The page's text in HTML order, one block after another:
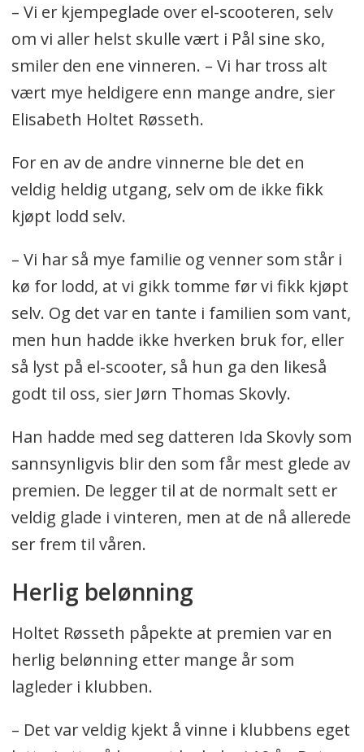
– Vi er kjempeglade over el-scooteren, selv
om vi aller helst skulle vært i Pål sine sko,
smiler den ene vinneren. – Vi har tross alt
vært mye heldigere enn mange andre, sier
Elisabeth Holtet Røsseth.
For en av de andre vinnerne ble det en
veldig heldig utgang, selv om de ikke fikk
kjøpt lodd selv.
– Vi har så mye familie og venner som står i
kø for lodd, at vi gikk tomme før vi fikk kjøpt
selv. Og det var en tante i familien som vant,
men hun hadde ikke hverken bruk for, eller
så lyst på el-scooter, så hun ga den likeså
godt til oss, sier Jørn Thomas Skovly.
Han hadde med seg datteren Ida Skovly som
sannsynligvis blir den som får mest glede av
premien. De legger til at de normalt sett er
veldig glade i vinteren, men at de nå allerede
ser frem til våren.
Herlig belønning
Holtet Røsseth påpekte at premien var en
herlig belønning etter mange år som
lagleder i klubben.
– Det var veldig kjekt å vinne i klubbens eget